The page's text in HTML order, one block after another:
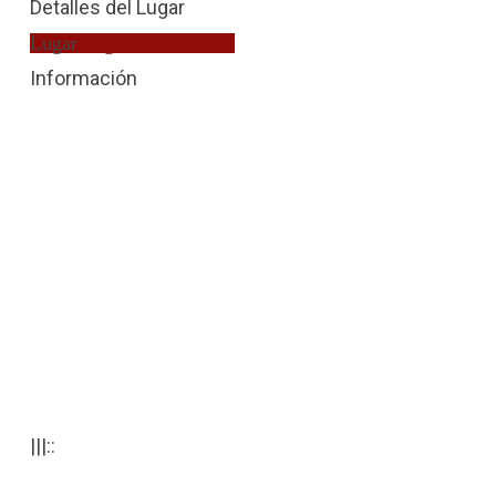
Detalles del Lugar
LugarJuzgado de Guardia
Información
|||::